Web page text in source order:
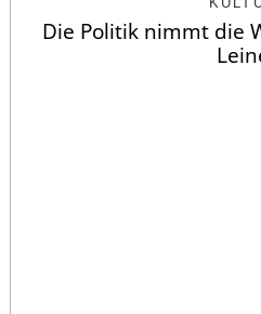
Die Politik nimmt die